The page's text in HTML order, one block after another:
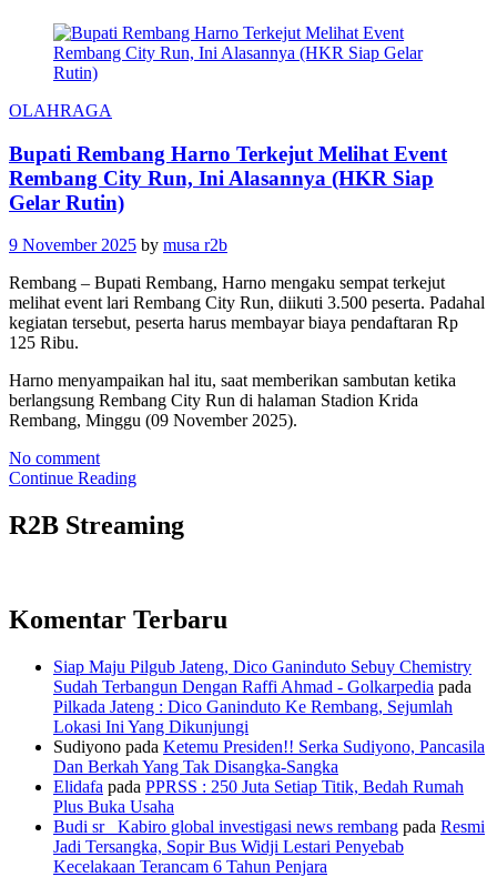
OLAHRAGA
Bupati Rembang Harno Terkejut Melihat Event
Rembang City Run, Ini Alasannya (HKR Siap
Gelar Rutin)
9 November 2025 by musa r2b
Rembang – Bupati Rembang, Harno mengaku sempat terkejut
melihat event lari Rembang City Run, diikuti 3.500 peserta. Padahal
kegiatan tersebut, peserta harus membayar biaya pendaftaran Rp
125 Ribu.
Harno menyampaikan hal itu, saat memberikan sambutan ketika
berlangsung Rembang City Run di halaman Stadion Krida
Rembang, Minggu (09 November 2025).
No comment
Continue Reading
R2B Streaming
Komentar Terbaru
Siap Maju Pilgub Jateng, Dico Ganinduto Sebuy Chemistry
Sudah Terbangun Dengan Raffi Ahmad - Golkarpedia pada
Pilkada Jateng : Dico Ganinduto Ke Rembang, Sejumlah
Lokasi Ini Yang Dikunjungi
Sudiyono pada Ketemu Presiden!! Serka Sudiyono, Pancasila
Dan Berkah Yang Tak Disangka-Sangka
Elidafa pada PPRSS : 250 Juta Setiap Titik, Bedah Rumah
Plus Buka Usaha
Budi sr_ Kabiro global investigasi news rembang pada Resmi
Jadi Tersangka, Sopir Bus Widji Lestari Penyebab
Kecelakaan Terancam 6 Tahun Penjara